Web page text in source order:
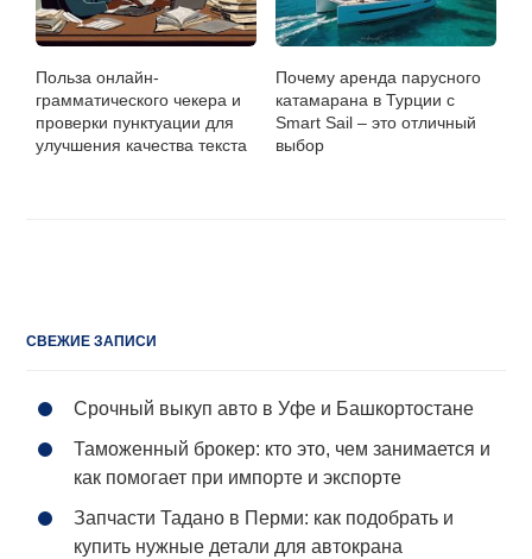
Польза онлайн-
грамматического чекера и
проверки пунктуации для
улучшения качества текста
Почему аренда парусного
катамарана в Турции с
Smart Sail – это отличный
выбор
СВЕЖИЕ ЗАПИСИ
Срочный выкуп авто в Уфе и Башкортостане
Таможенный брокер: кто это, чем занимается и
как помогает при импорте и экспорте
Запчасти Тадано в Перми: как подобрать и
купить нужные детали для автокрана